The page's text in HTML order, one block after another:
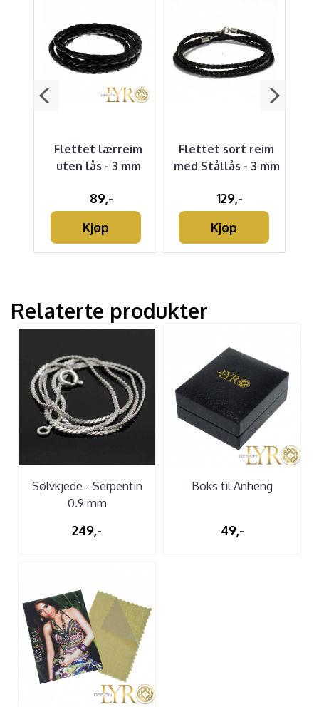
Flettet lærreim
uten lås - 3 mm
89,-
Kjøp
Flettet sort reim
med Stållås - 3 mm
129,-
Kjøp
Relaterte produkter
Sølvkjede - Serpentin
0.9 mm
249,-
Boks til Anheng
49,-